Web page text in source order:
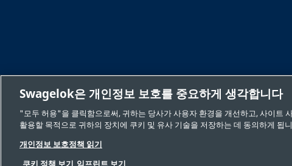
Swagelok은 개인정보 보호를 중요하게 생각합니다
"모두 허용"을 클릭함으로써, 귀하는 당사가 사용자 환경을 개선하고, 사이트
활용할 목적으로 귀하의 장치에 쿠키 및 유사 기술을 저장하는 데 동의하게 됩
개인정보 보호정책 읽기